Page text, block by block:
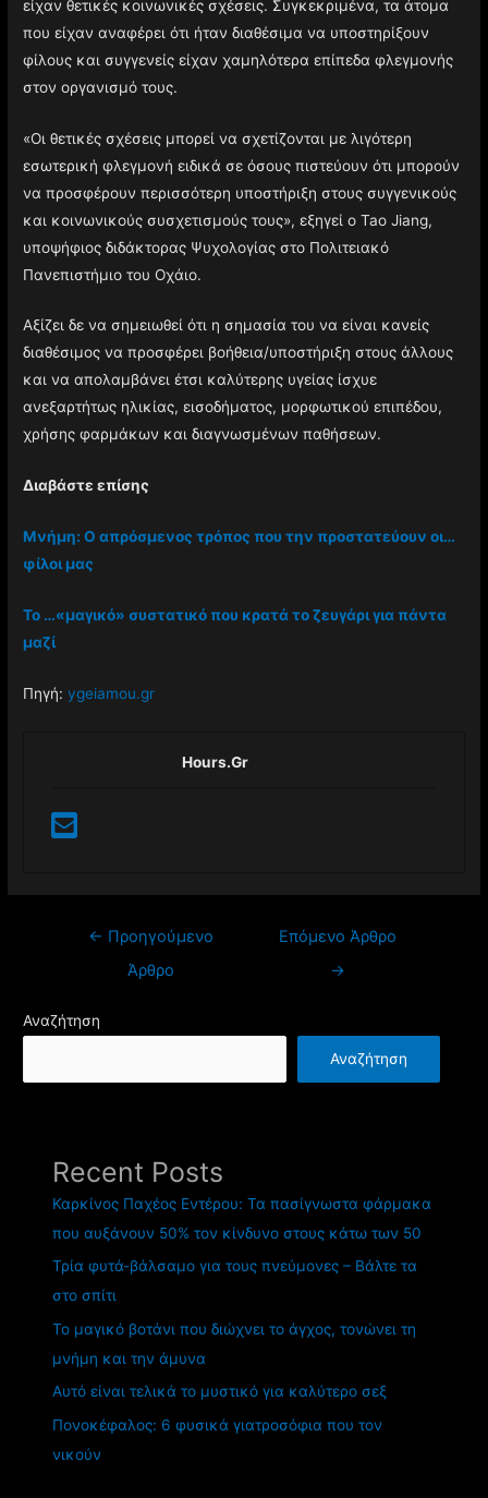
είχαν θετικές κοινωνικές σχέσεις. Συγκεκριμένα, τα άτομα
που είχαν αναφέρει ότι ήταν διαθέσιμα να υποστηρίξουν
φίλους και συγγενείς είχαν χαμηλότερα επίπεδα φλεγμονής
στον οργανισμό τους.
«Οι θετικές σχέσεις μπορεί να σχετίζονται με λιγότερη
εσωτερική φλεγμονή ειδικά σε όσους πιστεύουν ότι μπορούν
να προσφέρουν περισσότερη υποστήριξη στους συγγενικούς
και κοινωνικούς συσχετισμούς τους», εξηγεί ο Tao Jiang,
υποψήφιος διδάκτορας Ψυχολογίας στο Πολιτειακό
Πανεπιστήμιο του Οχάιο.
Αξίζει δε να σημειωθεί ότι η σημασία του να είναι κανείς
διαθέσιμος να προσφέρει βοήθεια/υποστήριξη στους άλλους
και να απολαμβάνει έτσι καλύτερης υγείας ίσχυε
ανεξαρτήτως ηλικίας, εισοδήματος, μορφωτικού επιπέδου,
χρήσης φαρμάκων και διαγνωσμένων παθήσεων.
Διαβάστε επίσης
Μνήμη: Ο απρόσμενος τρόπος που την προστατεύουν οι…
φίλοι μας
Το …«μαγικό» συστατικό που κρατά το ζευγάρι για πάντα
μαζί
Πηγή:ygeiamou.gr
Hours.gr
← Προηγούμενο
Άρθρο
Επόμενο Άρθρο
→
Αναζήτηση
Αναζήτηση
Recent Posts
Καρκίνος Παχέος Εντέρου: Τα πασίγνωστα φάρμακα
που αυξάνουν 50% τον κίνδυνο στους κάτω των 50
Τρία φυτά-βάλσαμο για τους πνεύμονες – Βάλτε τα
στο σπίτι
Το μαγικό βοτάνι που διώχνει το άγχος, τονώνει τη
μνήμη και την άμυνα
Αυτό είναι τελικά το μυστικό για καλύτερο σεξ
Πονοκέφαλος: 6 φυσικά γιατροσόφια που τον
νικούν